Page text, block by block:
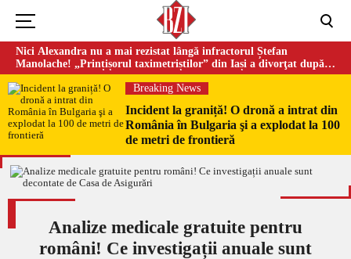
Nici Alexandra nu a mai rezistat lângă infractorul Ștefan
Manolache! „Prințișorul taximetriștilor” din Iași a divorţat după
doi ani de căsnicie
Breaking News
Incident la graniță! O dronă a intrat din
România în Bulgaria şi a explodat la 100
de metri de frontieră
Analize medicale gratuite pentru
români! Ce investigații anuale sunt